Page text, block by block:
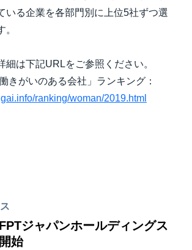
いる企業を各部門別に上位5社ずつ選
細は下記URLをご参照ください。
きがいのある会社」ランキング：
ranking/woman/2019.html
ジャパンホールディングス
始